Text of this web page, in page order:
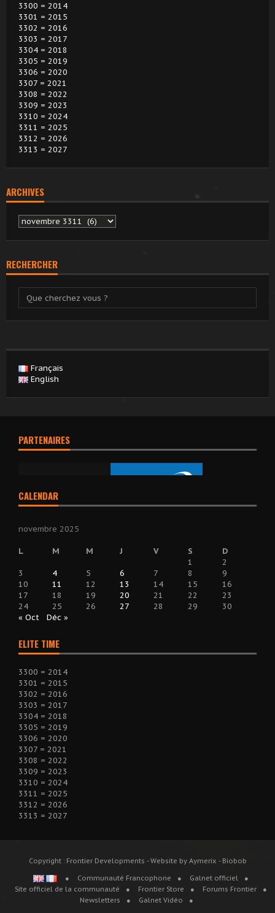
3300 = 2014
3301 = 2015
3302 = 2016
3303 = 2017
3304 = 2018
3305 = 2019
3306 = 2020
3307 = 2021
3308 = 2022
3309 = 2023
3310 = 2024
3311 = 2025
3312 = 2026
3313 = 2027
ARCHIVES
Archives
RECHERCHER
Français
English
PARTENAIRES
CALENDAR
novembre 2025
L M M J V S
D
1
2
3
4 5 6 7 8
9
10
11 12 13 14 15
16
17
18 19 20 21 22
23
24
25 26 27 28 29
30
« Oct
Déc »
ELITE TIME
3300 = 2014
3301 = 2015
3302 = 2016
3303 = 2017
3304 = 2018
3305 = 2019
3306 = 2020
3307 = 2021
3308 = 2022
3309 = 2023
3310 = 2024
3311 = 2025
3312 = 2026
3313 = 2027
Copyright : Frontier Developments - Website by Aymerix - Biobob
Communauté Francophone
Galnet officiel
Site officiel de la communauté
Frontier Store
Forums Frontier
Newsletters
Galnet Vidéo